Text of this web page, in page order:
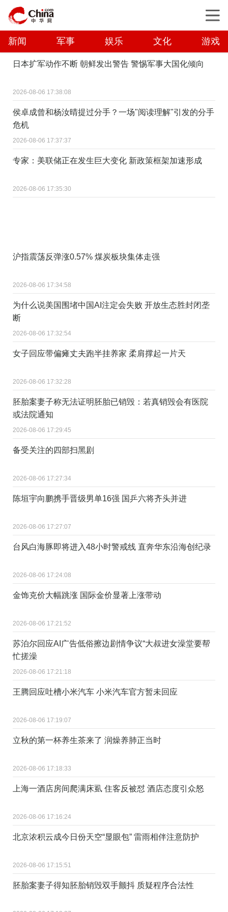
新闻 军事 娱乐 文化 游戏
日本扩军动作不断 朝鲜发出警告 警惕军事大国化倾向
2026-08-06 17:38:08
侯卓成曾和杨汝晴提过分手？一场"阅读理解"引发的分手
危机
2026-08-06 17:37:37
专家：美联储正在发生巨大变化 新政策框架加速形成
2026-08-06 17:35:30
沪指震荡反弹涨0.57% 煤炭板块集体走强
2026-08-06 17:34:58
为什么说美国围堵中国AI注定会失败 开放生态胜封闭垄
断
2026-08-06 17:32:54
女子回应带偏瘫丈夫跑半挂养家 柔肩撑起一片天
2026-08-06 17:32:28
胚胎案妻子称无法证明胚胎已销毁：若真销毁会有医院
或法院通知
2026-08-06 17:29:45
备受关注的四部扫黑剧
2026-08-06 17:27:34
陈垣宇向鹏携手晋级男单16强 国乒六将齐头并进
2026-08-06 17:27:07
台风白海豚即将进入48小时警戒线 直奔华东沿海创纪录
2026-08-06 17:24:08
金饰克价大幅跳涨 国际金价显著上涨带动
2026-08-06 17:21:52
苏泊尔回应AI广告低俗擦边剧情争议“大叔进女澡堂要帮
忙搓澡
2026-08-06 17:21:18
王腾回应吐槽小米汽车 小米汽车官方暂未回应
2026-08-06 17:19:07
立秋的第一杯养生茶来了 润燥养肺正当时
2026-08-06 17:18:33
上海一酒店房间爬满床虱 住客反被怼 酒店态度引众怒
2026-08-06 17:16:24
北京浓积云成今日份天空“显眼包” 雷雨相伴注意防护
2026-08-06 17:15:51
胚胎案妻子得知胚胎销毁双手颤抖 质疑程序合法性